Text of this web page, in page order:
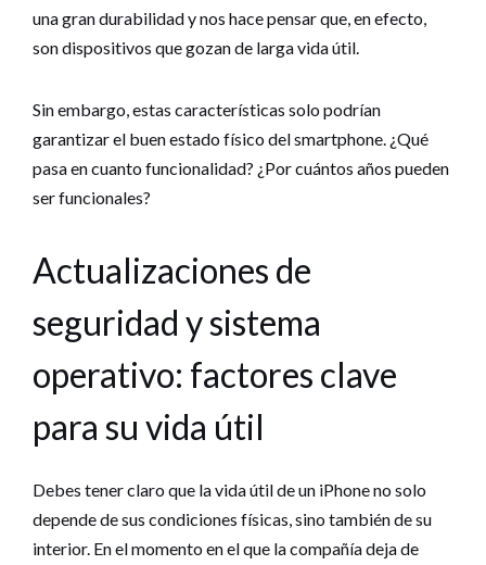
una gran durabilidad y nos hace pensar que, en efecto,
son dispositivos que gozan de larga vida útil.
Sin embargo, estas características solo podrían
garantizar el buen estado físico del smartphone. ¿Qué
pasa en cuanto funcionalidad? ¿Por cuántos años pueden
ser funcionales?
Actualizaciones de
seguridad y sistema
operativo: factores clave
para su vida útil
Debes tener claro que la vida útil de un iPhone no solo
depende de sus condiciones físicas, sino también de su
interior. En el momento en el que la compañía deja de